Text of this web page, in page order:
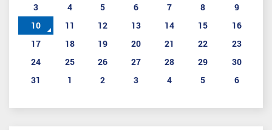
3
4 5 6 7 8
9
10
11 12 13 14 15
16
17
18 19 20 21 22
23
24
25 26 27 28 29
30
31
1 2 3 4 5 6